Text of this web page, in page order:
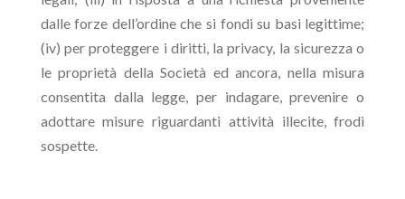
dalle forze dell’ordine che si fondi su basi legittime;
(iv) per proteggere i diritti, la privacy, la sicurezza o
le proprietà della Società ed ancora, nella misura
consentita dalla legge, per indagare, prevenire o
adottare misure riguardanti attività illecite, frodi
sospette.